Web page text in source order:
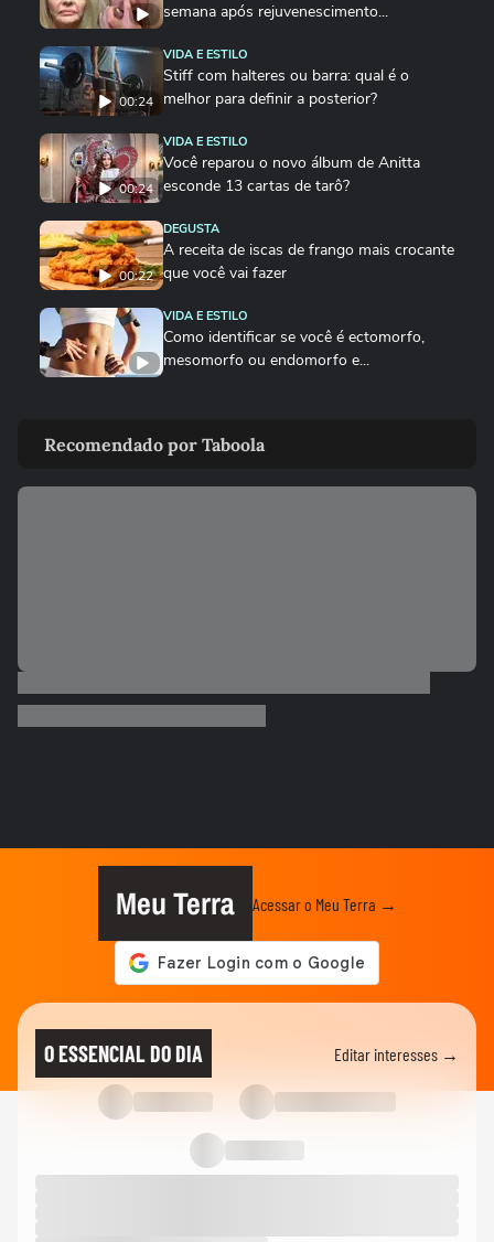
semana após rejuvenescimento...
00:24
VIDA E ESTILO
Stiff com halteres ou barra: qual é o
melhor para definir a posterior?
00:24
VIDA E ESTILO
Você reparou o novo álbum de Anitta
esconde 13 cartas de tarô?
00:22
DEGUSTA
A receita de iscas de frango mais crocante
que você vai fazer
VIDA E ESTILO
Como identificar se você é ectomorfo,
mesomorfo ou endomorfo e...
DEGUSTA
'Comecei por necessidade de criança':
artista transforma tubos de...
Dia dos Pais: veja looks de papais
famosos em chá de bebê,...
VIDA E ESTILO
Menina russa se surpreende ao ganhar
doces e bolo em aniversário em SP
Recomendado por Taboola
Meu Terra Acessar o Meu Terra →
O ESSENCIAL DO DIA Editar interesses →